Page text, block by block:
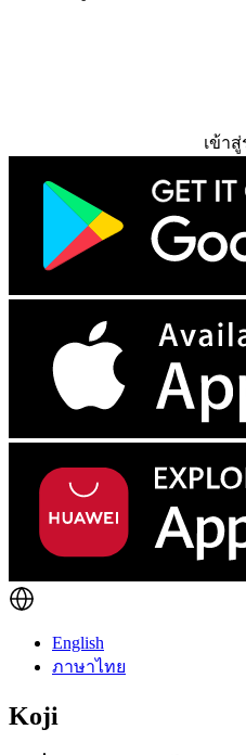
เข้า
English
ภาษาไทย
Koji